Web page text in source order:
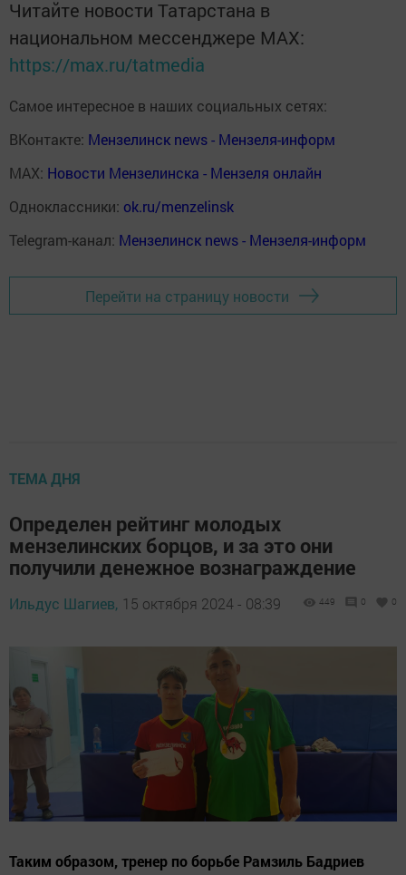
Читайте новости Татарстана в
национальном мессенджере MАХ:
https://max.ru/tatmedia
Самое интересное в наших социальных сетях:
ВКонтакте: Мензелинск news - Мензеля-информ
MAX: Новости Мензелинска - Мензеля онлайн
Одноклассники: ok.ru/menzelinsk
Telegram-канал: Мензелинск news - Мензеля-информ
Перейти на страницу новости
ТЕМА ДНЯ
Определен рейтинг молодых
мензелинских борцов, и за это они
получили денежное вознаграждение
Ильдус Шагиев, 15 октября 2024 - 08:39 449 0 0
Таким образом, тренер по борьбе Рамзиль Бадриев